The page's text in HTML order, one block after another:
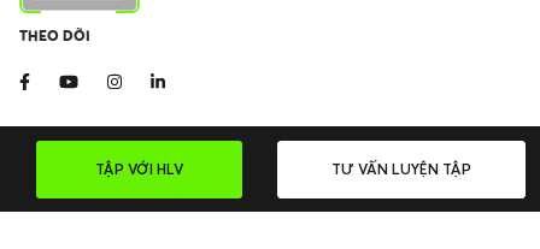
THEO DÕI
©2026 LEEP APP. All Right Reserved
TẬP VỚI HLV TƯ VẤN LUYỆN TẬP